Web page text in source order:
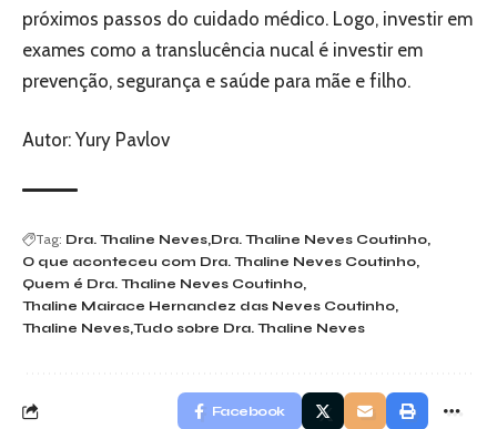
próximos passos do cuidado médico. Logo, investir em
exames como a translucência nucal é investir em
prevenção, segurança e saúde para mãe e filho.
Autor: Yury Pavlov
Tag: Dra. Thaline Neves Dra. Thaline Neves Coutinho
O que aconteceu com Dra. Thaline Neves Coutinho
Quem é Dra. Thaline Neves Coutinho
Thaline Mairace Hernandez das Neves Coutinho
Thaline Neves Tudo sobre Dra. Thaline Neves
Facebook